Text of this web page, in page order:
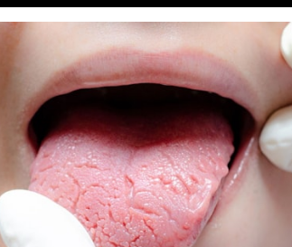
İngiltere'de yaşayan 30 yaşındaki
bir ağrı hissettiğinde bunun yoğun
oluşabilmiş olabileceğini düşündü.
geçmedi ve giderek şiddetlendi.
Grace'e ikinci evre dil kanseri